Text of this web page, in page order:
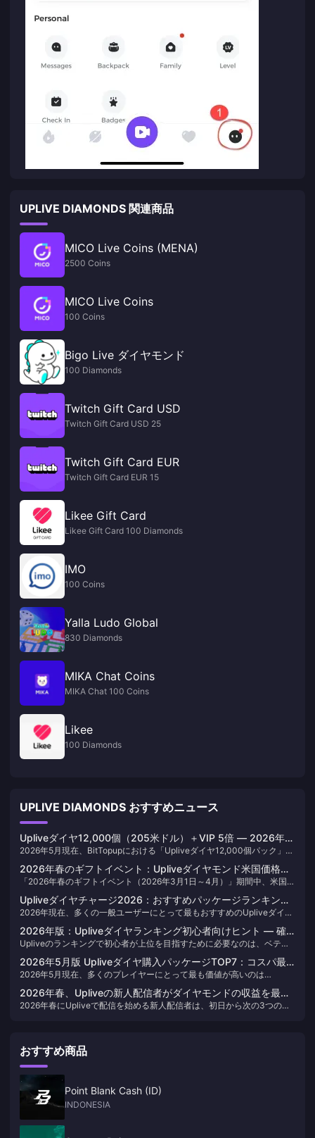
UPLIVE DIAMONDS 関連商品
MICO Live Coins (MENA)
2500 Coins
MICO Live Coins
100 Coins
Bigo Live ダイヤモンド
100 Diamonds
Twitch Gift Card USD
Twitch Gift Card USD 25
Twitch Gift Card EUR
Twitch Gift Card EUR 15
Likee Gift Card
Likee Gift Card 100 Diamonds
IMO
100 Coins
Yalla Ludo Global
830 Diamonds
MIKA Chat Coins
MIKA Chat 100 Coins
Likee
100 Diamonds
UPLIVE DIAMONDS おすすめニュース
Upliveダイヤ12,000個（205米ドル）＋VIP 5倍 — 2026年5
月時点の価値分析
2026年5月現在、BitTopupにおける「Upliveダイヤ12,000個パック」の
ェッショナルVIP（ギフト倍率5倍が永続）」をアンロックできる最も安
価な単一取引です。この組み合わせにより、1米ドルあたり約59ダイヤに
加え、永続的な倍率が適用されるため、実質的なギフトコストはインパ
クトダイヤ1個あたり0.017ドルから約0.0034ドルまで低下します。こ
れは、2026年5月時点で他のどの小規模パックも及ばない、約5倍のレバ
レッジ効果をもたらします。
2026年春のギフトイベント：Upliveダイヤモンド米国価格の
全パック内訳と最もお得な選択肢
「2026年春のギフトイベント（2026年3月1日～4月）」期間中、米国の
ダイヤモンドで536.87ドル」まで幅広く設定されており、2026年2月28
日まで実施されるシーズン3プロモーションにより、まとめ買いのレート
は最大で1ドルあたり65ダイヤモンドに達します。今回の目玉となる仕組
みは、春をテーマにしたギフトに適用される「リーダーボード倍率1.5
倍」です。これに「プロフェッショナルVIPの永続的な5倍ボーナス」が
加算されることで、1ダイヤモンドあたりの実質的な影響力は7.5倍に達
します。これは2026年のこれまでのイベントでは到達できなかった最高
Upliveダイヤチャージ2026：おすすめパッケージランキング
（最大20%オフ）
2026年現在、多くの一般ユーザーにとって最もおすすめのUpliveダイヤ
ナルVIPステータスをアンロックできるほか、サードパーティプラットフ
ォーム経由で購入すれば1ドルあたり約57〜59ダイヤという高レートを
実現でき、ボーナスイベントの倍率が適用される絶妙なラインに位置し
ています。より高額な課金を行う場合は、31,500ダイヤのパッケージを
選択することで、レートを1ドルあたり65ダイヤまで引き上げることが可
能です。いずれの場合も、アプリ内課金ではなく信頼できるサードパー
ティのチャージプラットフォームを利用することで、購入ごとに15〜
20%の節約が可能です。配信者へ頻繁にギフトを贈るユーザーであれ
2026年版：Upliveダイヤランキング初心者向けヒント — 確
実に効果が出る7つの戦略
Upliveのランキングで初心者が上位を目指すために必要なのは、ベテラ
リセット期間中に特定の配信者へダイヤを集中させること、1.5倍のボー
ナスが付与される春のテーマギフトを活用すること、そして2026年春の
季節イベントを最大限に利用することです。コミュニティの検証によ
り、無計画に高額を費やすよりも、タイミングを絞って集中してギフト
を贈る方が一貫して高い効果を得られることが証明されています。プラ
にあることがほとんどです。
2026年5月版 Upliveダイヤ購入パッケージTOP7：コスパ最
強ランキング
2026年5月現在、多くのプレイヤーにとって最も価値が高いのは
イヤというレートを維持しつつ、5倍のギフト倍率が付与される「プロフ
ェッショナルVIP」が永続的に解放されるためです。「31500ダイヤ」の
た結果をもたらすことが多々あります。1000ダイヤ未満の小規模パッケ
ージは1ドルあたり55〜59ダイヤと効率が低く、プラットフォームの動
作確認などを目的とする場合を除き、購入するメリットはほとんどあり
ません。
2026年春、Upliveの新人配信者がダイヤモンドの収益を最大
化するには？
2026年春にUpliveで配信を始める新人配信者は、初日から次の3つの基
すること」、そして「少数の熱心なファンと真摯な関係を築くこと」で
は5ドルから150ドルと幅がありますが、この差はギフトのエコシステム
を理解しているかどうかでほぼ決まります。定期的にバーチャルギフト
を贈ってくれる5人の熱心なファンは、ただ見ているだけの500人の視聴
者よりも、常に高い収益をもたらしてくれます。
おすすめ商品
Point Blank Cash (ID)
INDONESIA